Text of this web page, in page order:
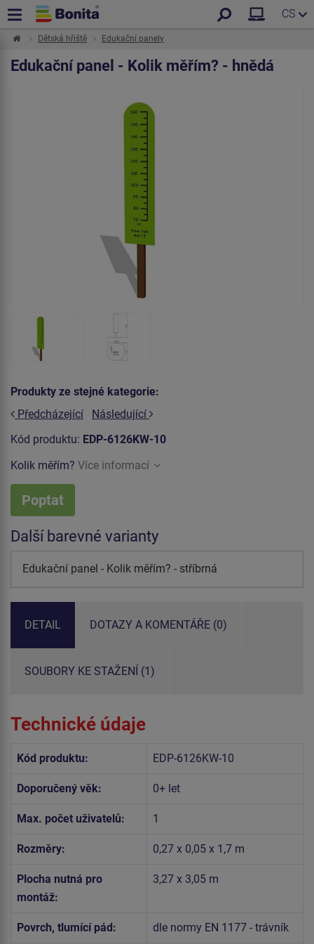
CS
Dětská hřiště Edukační panely
Edukační panel - Kolik měřím? - hnědá
Produkty ze stejné kategorie:
Předcházející
Následující
Kód produktu: EDP-6126KW-10
Kolik měřím? Více informací
Poptat
Další barevné varianty
Edukační panel - Kolik měřím? - stříbrná
DETAIL DOTAZY A KOMENTÁŘE (0)
SOUBORY KE STAŽENÍ (1)
Technické údaje
Kód produktu: EDP-6126KW-10
Doporučený věk: 0+ let
Max. počet uživatelů: 1
Rozměry: 0,27 x 0,05 x 1,7 m
Plocha nutná pro
montáž:
3,27 x 3,05 m
Povrch, tlumící pád: dle normy EN 1177 - trávník